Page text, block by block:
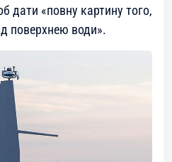
дати «повну картину того,
поверхнею води».